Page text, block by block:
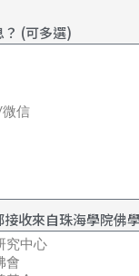
(可多選)
收來自珠海學院佛